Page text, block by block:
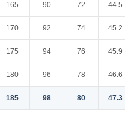
165 90 72 44.5
170 92 74 45.2
175 94 76 45.9
180 96 78 46.6
185 98 80 47.3